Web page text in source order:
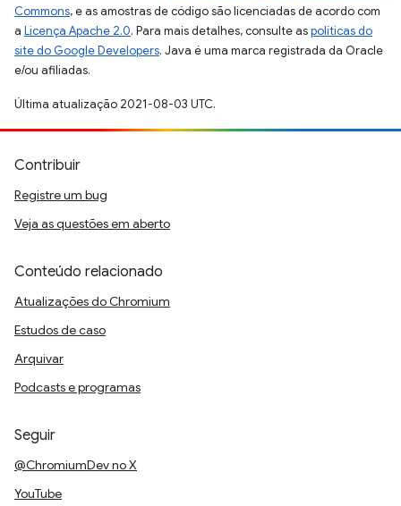
Commons, e as amostras de código são licenciadas de acordo com
a Licença Apache 2.0. Para mais detalhes, consulte aspolíticas do
site do Google Developers. Java é uma marca registrada da Oracle
e/ou afiliadas.
Última atualização 2021-08-03 UTC.
Contribuir
Registre um bug
Veja as questões em aberto
Conteúdo relacionado
Atualizações do Chromium
Estudos de caso
Arquivar
Podcasts e programas
Seguir
@ChromiumDev no X
YouTube